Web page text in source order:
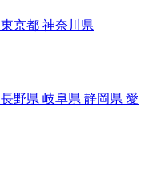
東京都 神奈川県
長野県 岐阜県 静岡県 愛